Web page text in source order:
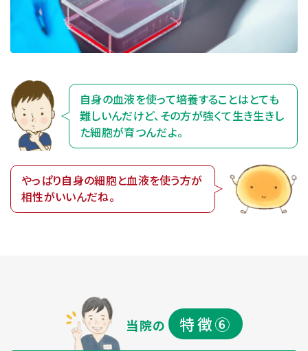
自身の血液を使って培養することはとても
難しいんだけど、その方が強くて生き生きし
た細胞が育つんだよ。
やっぱり自身の細胞と血液を使う方が
相性がいいんだね。
当院の 特徴⑥